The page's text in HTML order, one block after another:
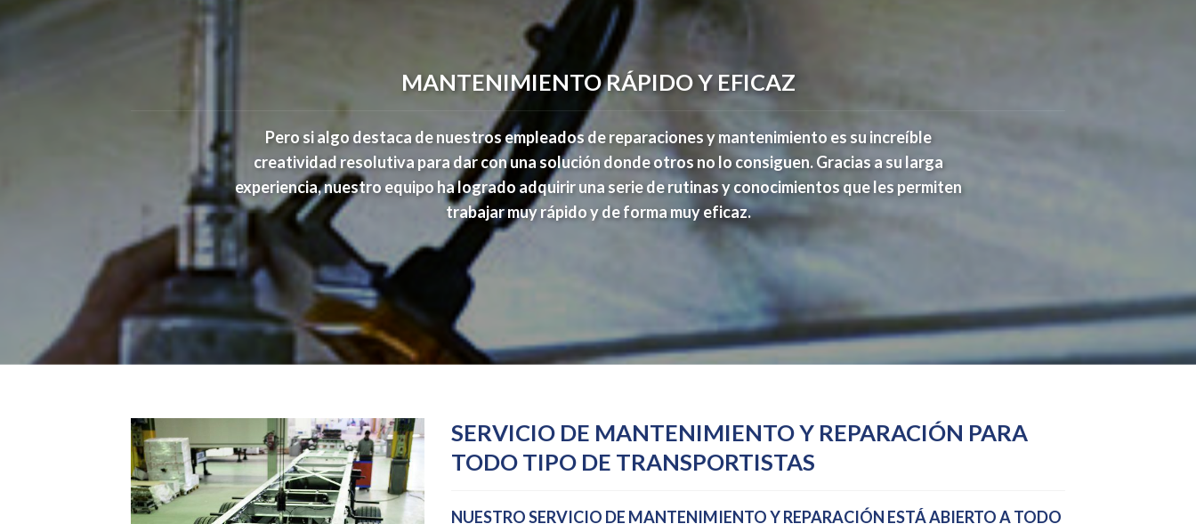
MANTENIMIENTO RÁPIDO Y EFICAZ
Pero si algo destaca de nuestros empleados de reparaciones y mantenimiento es su increíble
creatividad resolutiva para dar con una solución donde otros no lo consiguen. Gracias a su larga
experiencia, nuestro equipo ha logrado adquirir una serie de rutinas y conocimientos que les permiten
trabajar muy rápido y de forma muy eficaz.
SERVICIO DE MANTENIMIENTO Y REPARACIÓN PARA
TODO TIPO DE TRANSPORTISTAS
NUESTRO SERVICIO DE MANTENIMIENTO Y REPARACIÓN ESTÁ ABIERTO A TODO